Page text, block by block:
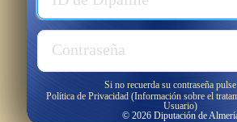
Contraseña
Password
Si no recuerda su contraseña
Política de Privacidad (Información sobre el
Usuario)
© 2026 Diputación de